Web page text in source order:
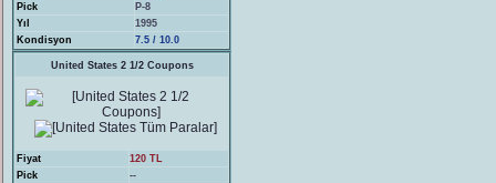
Pick
P-8
Yıl
1995
Kondisyon
7.5 / 10.0
United States 2 1/2 Coupons
Fiyat
120 TL
Pick
--